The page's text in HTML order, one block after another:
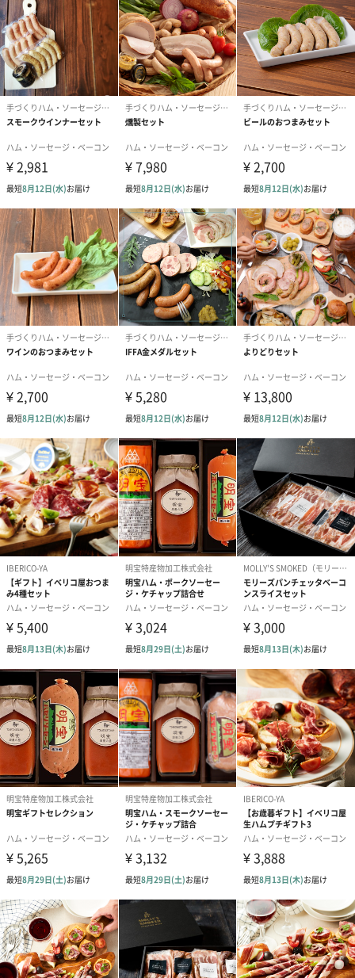
ぎゅっと2品を詰めて、お届け。
段ボールの箱にお入れして、冷蔵便にてお届けいたします。
「手づくりハム・ソーセージ専門店Gris Hause
NAGASE」
長崎の素材で作る、本場ドイツでも高評価を得たハム・ソーセー
ジの製造をしています。
オーナーはもともと福祉の仕事をしており、障がい者が働ける場
所を作りたいという思いから2015年に開業。
まずは本物を作らないという思いから、手作りにこだわり、無添
加・低添加商品を実現しました。
2019年には、ドイツ国際食肉業専門見本市【IFFA】にてメダル受
賞し、本場ドイツにも認められた商品を提供することができるよ
うになりました。
今後は障がい者雇用ができるよう目指しています。
小さなお子さまやアレルギーのある方にもおすすめ。
無添加・低添加にこだわり製造しており、安心して食べられる、
「手づくりハム・ソーセージ専門店Gris Hause NAGASE」のハ
ム、ベーコンはアレルギーのあるお子さまや、添加物を多く使っ
ている市販のものを小さなお子さまに食べさせたくない方におす
すめです。
お中元、お歳暮などの贈り物にはもちろん、ご家庭でも本場ドイ
商品詳細情報
原材料
豚肉、食塩、香辛料、砂糖
パッケージサ
イズ（長さ・
幅・高さ）
205mm・168mm・100mm
装
パッケージ内
同封物
リーフレット、食べ方
商品本体重量
540g